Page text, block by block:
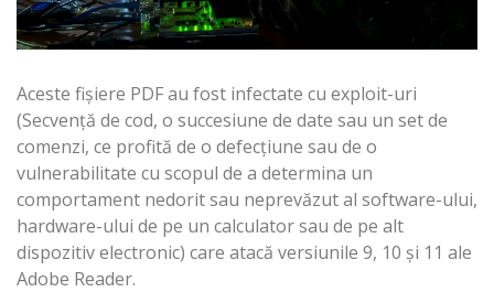
Aceste fişiere PDF au fost infectate cu exploit-uri
(Secvență de cod, o succesiune de date sau un set de
comenzi, ce profită de o defecțiune sau de o
vulnerabilitate cu scopul de a determina un
comportament nedorit sau neprevăzut al software-ului,
hardware-ului de pe un calculator sau de pe alt
dispozitiv electronic) care atacă versiunile 9, 10 şi 11 ale
Adobe Reader.